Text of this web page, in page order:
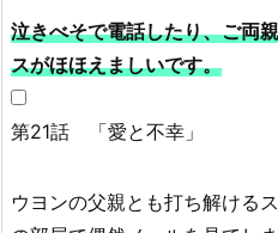
泣きべそで電話したり、ご両
スがほほえましいです。
第21話 「愛と不幸」
ウヨンの父親とも打ち解ける